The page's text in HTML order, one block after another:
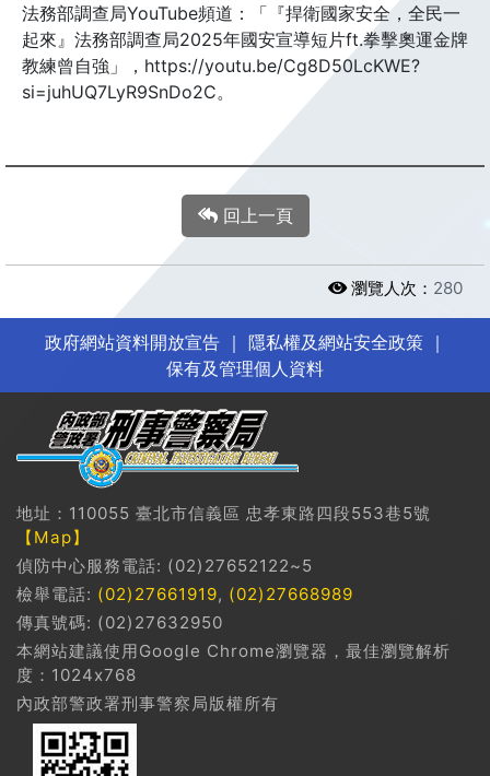
法務部調查局YouTube頻道：「『捍衛國家安全，全民一
起來』法務部調查局2025年國安宣導短片ft.拳擊奧運金牌
教練曾自強」，https://youtu.be/Cg8D50LcKWE?
si=juhUQ7LyR9SnDo2C。
回上一頁
瀏覽人次： 280
政府網站資料開放宣告｜ 隱私權及網站安全政策｜
保有及管理個人資料
地址：110055 臺北市信義區 忠孝東路四段553巷5號
【Map】
偵防中心服務電話: (02)27652122~5
檢舉電話: (02)27661919, (02)27668989
傳真號碼: (02)27632950
本網站建議使用Google Chrome瀏覽器，最佳瀏覽解析
度：1024x768
內政部警政署刑事警察局版權所有